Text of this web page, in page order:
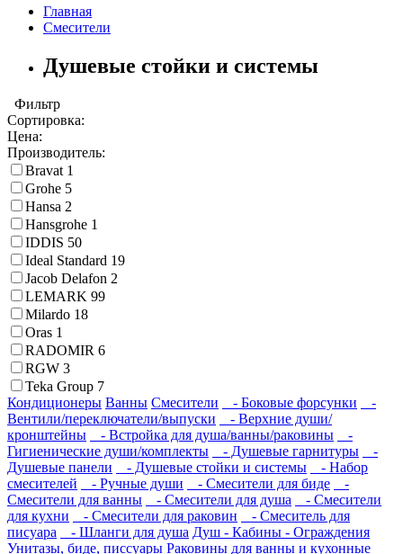
Главная
Смесители
Душевые стойки и системы
Фильтр
Сортировка:
Цена:
Производитель:
Bravat 1
Grohe 5
Hansa 2
Hansgrohe 1
IDDIS 50
Ideal Standard 19
Jacob Delafon 2
LEMARK 99
Milardo 18
Oras 1
RADOMIR 6
RGW 3
Teka Group 7
Кондиционеры Ванны Смесители - Боковые форсунки
-
Вентили/переключатели/выпуски
- Верхние души/
кронштейны
- Встройка для душа/ванны/раковины
-
Гигиенические души/комплекты
- Душевые гарнитуры
-
Душевые панели
- Душевые стойки и системы
- Набор
смесителей
- Ручные души - Смесители для биде
-
Смесители для ванны
- Смесители для душа
- Смесители
для кухни
- Смесители для раковин
- Смеситель для
писуара
- Шланги для душа Душ - Кабины - Ограждения
Унитазы, биде, писсуары Раковины для ванны и кухонные